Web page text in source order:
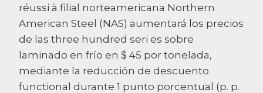
réussi à filial norteamericana Northern
American Steel (NAS) aumentará los precios
de las three hundred seri es sobre
laminado en frío en $ 45 por tonelada,
mediante la reducción de descuento
functional durante 1 punto porcentual (p. p.